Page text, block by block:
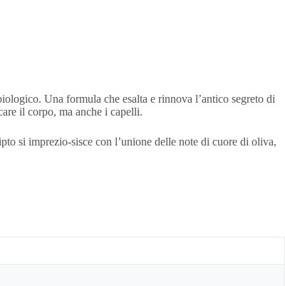
Una formula che esalta e rinnova l’antico segreto di
il corpo, ma anche i capelli.
si imprezio-sisce con l’unione delle note di cuore di oliva,